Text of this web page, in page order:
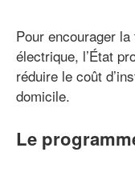
Pour encourager
électrique, l’État
réduire le coût
domicile.
Le